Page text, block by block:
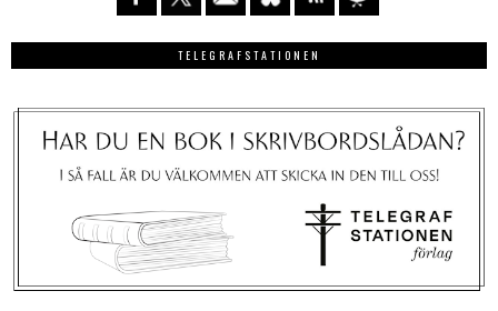
TELEGRAFSTATIONEN